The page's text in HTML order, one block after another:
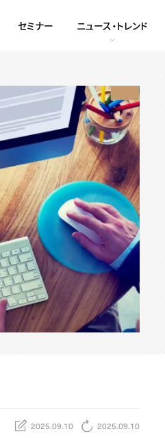
セミナー ニュース・トレンド
2025.09.10 2025.09.10